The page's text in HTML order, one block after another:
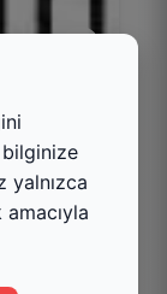
yalnızca